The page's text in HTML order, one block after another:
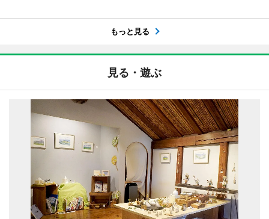
もっと見る
見る・遊ぶ